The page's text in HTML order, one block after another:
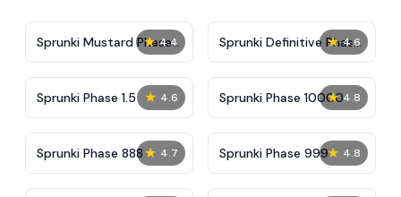
★ 4.4
Sprunki Mustard Phase
2
★ 4.6
Sprunki Definitive Phase
7
★ 4.6
Sprunki Phase 1.5 ★ 4.8
Sprunki Phase 10000
★ 4.7
Sprunki Phase 888 ★ 4.8
Sprunki Phase 999